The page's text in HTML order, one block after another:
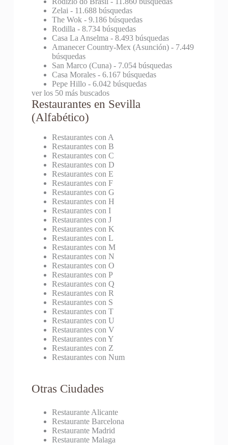
Zelai - 11.688 búsquedas
The Wok- 9.186 búsquedas
Rodilla - 8.734 búsquedas
Casa La Anselma - 8.493 búsquedas
Amanecer Country-Mex (Asunción)- 7.449
búsquedas
San Marco (Cuna)- 7.054 búsquedas
Casa Morales- 6.167 búsquedas
Pepe Hillo- 6.042 búsquedas
ver los 50 más buscados
Restaurantes en Sevilla
(Alfabético)
Restaurantes con A
Restaurantes con B
Restaurantes con C
Restaurantes con D
Restaurantes con E
Restaurantes con F
Restaurantes con G
Restaurantes con H
Restaurantes con I
Restaurantes con J
Restaurantes con K
Restaurantes con L
Restaurantes con M
Restaurantes con N
Restaurantes con O
Restaurantes con P
Restaurantes con Q
Restaurantes con R
Restaurantes con S
Restaurantes con T
Restaurantes con U
Restaurantes con V
Restaurantes con Y
Restaurantes con Z
Restaurantes con Num
Otras Ciudades
Restaurante Alicante
Restaurante Barcelona
Restaurante Madrid
Restaurante Malaga